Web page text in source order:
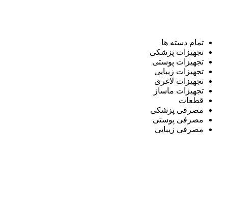
تمام دسته ها
تجهیزات پزشکی
تجهیزات پوستی
تجهیزات زیبایی
تجهیزات لاغری
تجهیزات ماساژ
قطعات
مصرفی پزشکی
مصرفی پوستی
مصرفی زیبایی